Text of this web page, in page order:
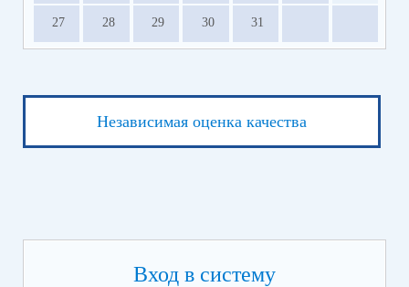
27 28 29 30 31
Независимая оценка качества
Вход в систему